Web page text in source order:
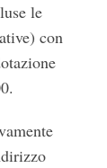
le
con